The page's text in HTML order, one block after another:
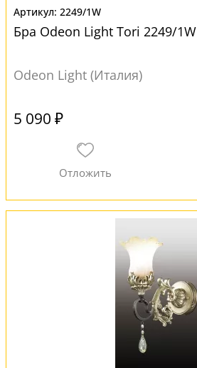
2249/1W
Бра Odeon Light Tori 2249/1W
Odeon Light (Италия)
5 090 ₽